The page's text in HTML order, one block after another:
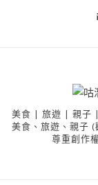
美食 | 旅遊 | 親子
美食、旅遊、親子
尊重創作